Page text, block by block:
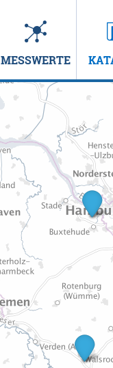
MESSWERTE